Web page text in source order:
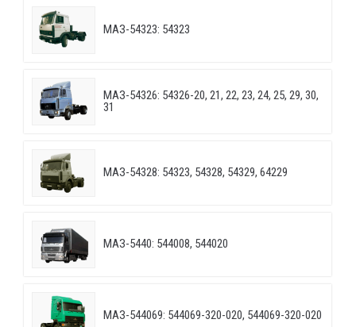
МАЗ-54323: 54323
МАЗ-54326: 54326-20, 21, 22, 23, 24, 25, 29, 30,
31
МАЗ-54328: 54323, 54328, 54329, 64229
МАЗ-5440: 544008, 544020
МАЗ-544069: 544069-320-020, 544069-320-020